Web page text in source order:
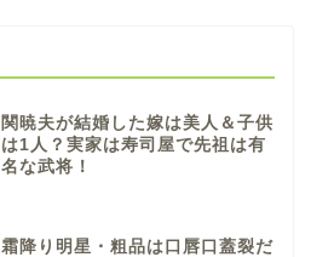
関暁夫が結婚した嫁は美人＆子供
は1人？実家は寿司屋で先祖は有
名な武将！
霜降り明星・粗品は口唇口蓋裂だ